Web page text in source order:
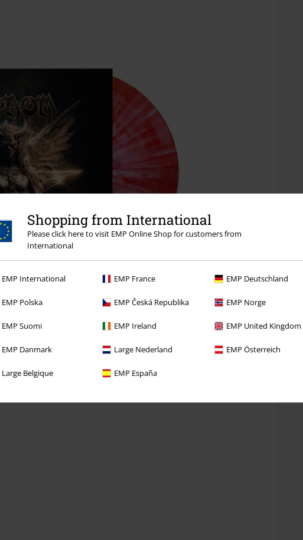
Shopping from International
Please click here to visit EMP Online Shop for customers from
International
EMP International EMP France EMP Deutschland
EMP Polska EMP Česká Republika EMP Norge
EMP Suomi EMP Ireland EMP United Kingdom
EMP Danmark Large Nederland EMP Österreich
Large Belgique EMP España